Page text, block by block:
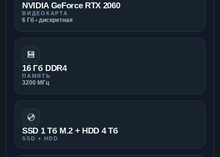
NVIDIA GeForce RTX 2060
ВИДЕОКАРТА
6 Гб • дискретная
💾
16 Гб DDR4
ПАМЯТЬ
3200 МГц
💿
SSD 1 Тб M.2 + HDD 4 Тб
SSD + HDD